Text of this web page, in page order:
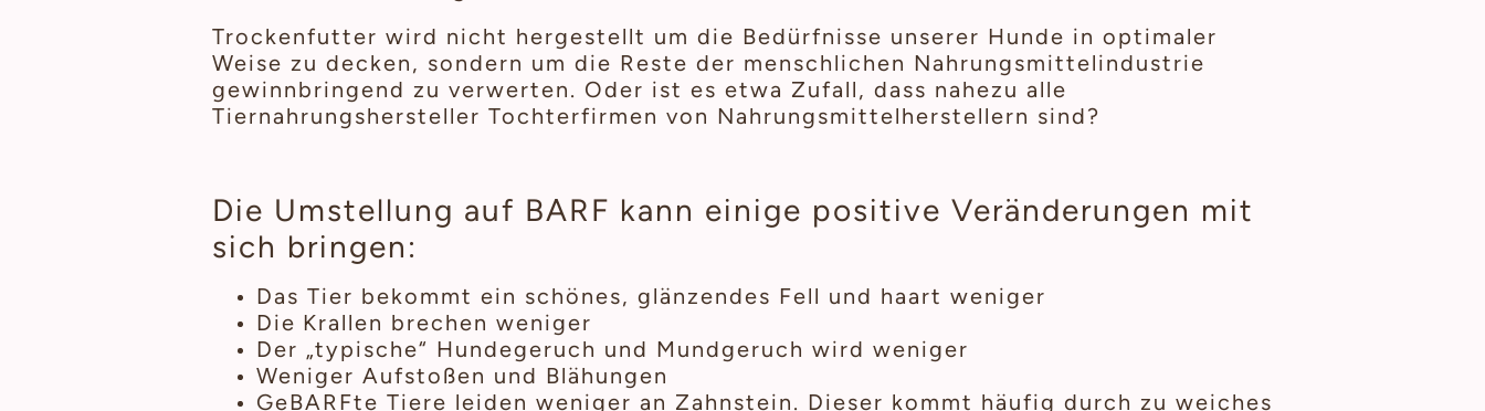
Trockenfutter wird nicht hergestellt um die Bedürfnisse unserer Hunde in optimaler
Weise zu decken, sondern um die Reste der menschlichen Nahrungsmittelindustrie
gewinnbringend zu verwerten. Oder ist es etwa Zufall, dass nahezu alle
Tiernahrungshersteller Tochterfirmen von Nahrungsmittelherstellern sind?
Die Umstellung auf BARF kann einige positive Veränderungen mit
sich bringen:
Das Tier bekommt ein schönes, glänzendes Fell und haart weniger
Die Krallen brechen weniger
Der „typische“ Hundegeruch und Mundgeruch wird weniger
Weniger Aufstoßen und Blähungen
GeBARFte Tiere leiden weniger an Zahnstein. Dieser kommt häufig durch zu weiches